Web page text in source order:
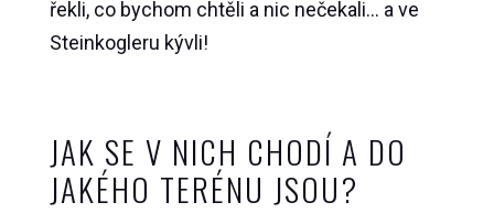
řekli, co bychom chtěli a nic nečekali… a ve
Steinkogleru kývli!
JAK SE V NICH CHODÍ A DO
JAKÉHO TERÉNU JSOU?